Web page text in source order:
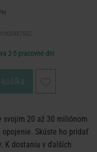
2-5 pracovné dni
svojim 20 až 30 miliónom
opojenie. Skúste ho pridať
. K dostaniu v ďalších